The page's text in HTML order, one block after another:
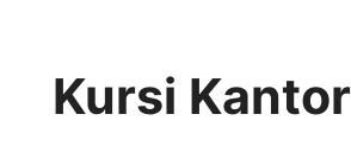
Kursi Kantor